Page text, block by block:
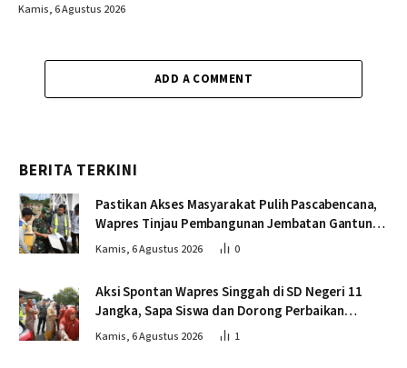
Kamis, 6 Agustus 2026
ADD A COMMENT
BERITA TERKINI
Pastikan Akses Masyarakat Pulih Pascabencana,
Wapres Tinjau Pembangunan Jembatan Gantung
Kendawi
Kamis, 6 Agustus 2026 0
Aksi Spontan Wapres Singgah di SD Negeri 11
Jangka, Sapa Siswa dan Dorong Perbaikan
Sekolah
Kamis, 6 Agustus 2026 1